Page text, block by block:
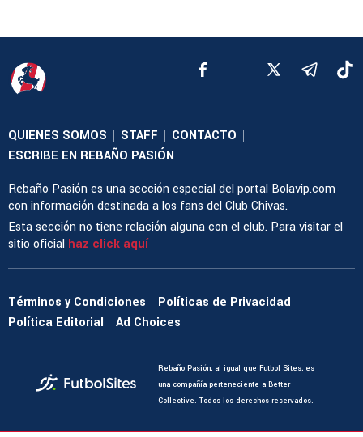
QUIENES SOMOS | STAFF | CONTACTO |
ESCRIBE EN REBAÑO PASIÓN
Rebaño Pasión es una sección especial del portal Bolavip.com
con información destinada a los fans del Club Chivas.
Esta sección no tiene relación alguna con el club. Para visitar el
sitio oficial haz click aquí
Términos y Condiciones
Políticas de Privacidad
Política Editorial
Ad Choices
Rebaño Pasión, al igual que Futbol Sites, es
una compañía perteneciente a Better
Collective. Todos los derechos reservados.